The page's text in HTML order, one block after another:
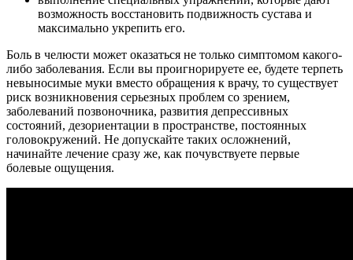
возможность восстановить подвижность сустава и
максимально укрепить его.
Боль в челюсти может оказаться не только симптомом какого-
либо заболевания. Если вы проигнорируете ее, будете терпеть
невыносимые муки вместо обращения к врачу, то существует
риск возникновения серьезных проблем со зрением,
заболеваний позвоночника, развития депрессивных
состояний, дезориентации в пространстве, постоянных
головокружений. Не допускайте таких осложнений,
начинайте лечение сразу же, как почувствуете первые
болевые ощущения.